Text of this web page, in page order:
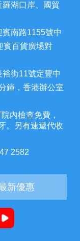
湖口岸、國貿
南路1155號中
賓百貨廣場對
街11號定豐中
鐘，香港辦公室
內檢查免費，
。另有速遞代收
2582
新優惠